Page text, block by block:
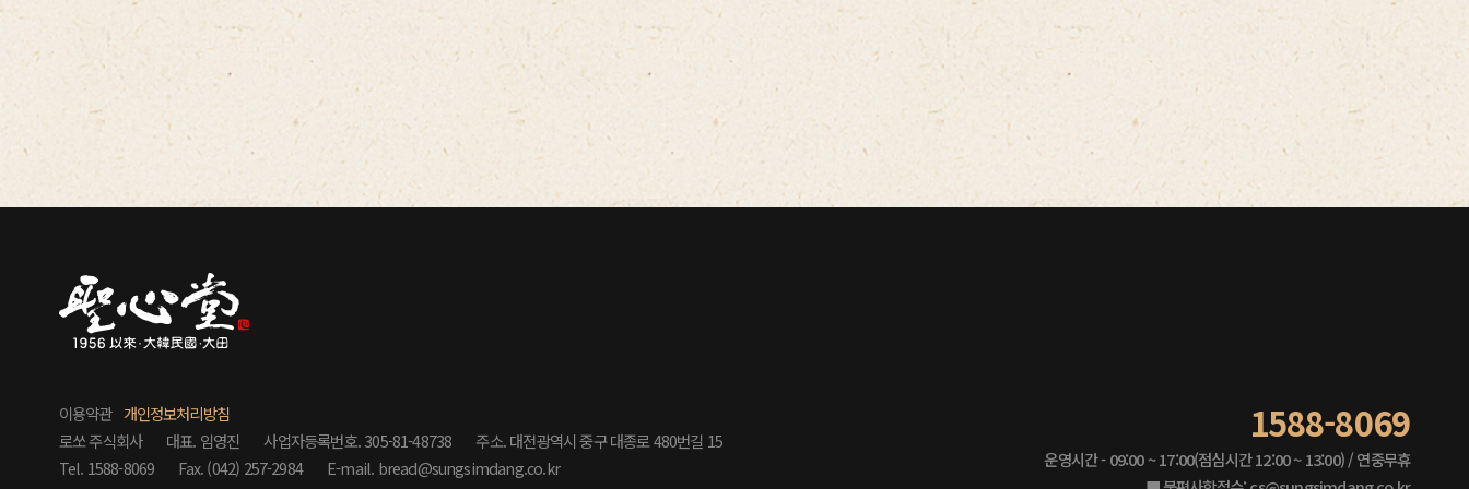
이용약관 개인정보처리방침
로쏘 주식회사
대표. 임영진 사업자등록번호. 305-81-48738
주소. 대전광역시 중구 대종로 480번길 15
Tel. 1588-8069
Fax. (042) 257-2984
E-mail. bread@sungsimdang.co.kr
1588-8069
운영시간 - 09:00 ~ 17:00(점심시간 12:00 ~ 13:00) / 연중무휴